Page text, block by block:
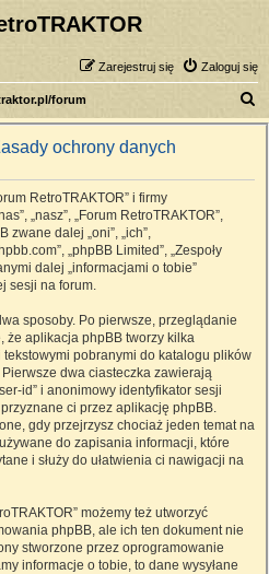
Zaloguj się
Zarejestruj się
forum
z
ochrony danych
RetroTRAKTOR” i firmy
„nasz”, „Forum RetroTRAKTOR”,
zwane dalej „oni”, „ich”,
„phpBB Limited”, „Zespoły
dalej „informacjami o tobie”
sesji na forum.
sposoby. Po pierwsze, przeglądanie
że aplikacja phpBB tworzy kilka
tekstowymi pobranymi do katalogu plików
dwa ciasteczka zawierają
id” i anonimowy identyfikator sesji
ci przez aplikację phpBB.
gdy przejrzysz chociaż jeden temat na
do zapisania informacji, które
i służy do ułatwienia ci nawigacji na
możemy też utworzyć
phpBB, ale ich ten dokument nie
stworzone przez oprogramowanie
informacje o tobie, to dane wysyłane